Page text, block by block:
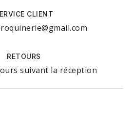
CLIENT
RETOURS
suivant la réception